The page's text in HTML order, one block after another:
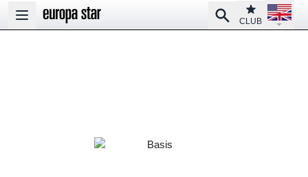
Open main menu
SearchClub
CLUB
Open